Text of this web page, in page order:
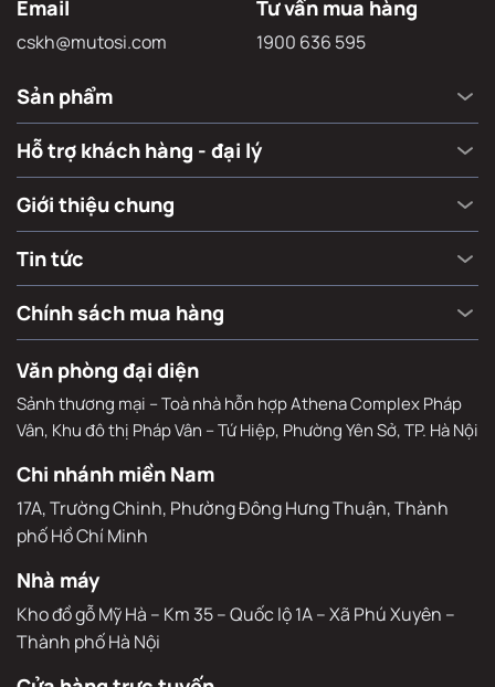
Hotline
1900 636 595
Hỗ trợ xử lý sự cố
1900 636 595
Email
cskh@mutosi.com
Chính sách mua hàng
Văn phòng đại diện
Sảnh thương mại – Toà nhà hỗn hợp Athena Complex Pháp
Vân, Khu đô thị Pháp Vân – Tứ Hiệp, Phường Yên Sở, TP. Hà Nội
Chi nhánh miền Nam
17A, Trường Chinh, Phường Đông Hưng Thuận, Thành
phố Hồ Chí Minh
Nhà máy